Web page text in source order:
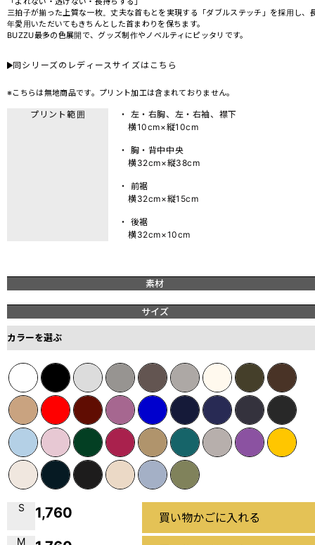
三拍子が揃った上質な一枚。丈夫な首もとを実現する「ダブルステッチ」を採用し、
年愛用いただいてもきちんとした首まわりを保ちます。
BUZZU最多の色展開で、グッズ制作やノベルティにピッタリです。
同シリーズのレディースサイズはこちら
※こちらは無地商品です。プリント加工は含まれておりません。
プリント範囲
・ 左・右胸、左・右袖、襟下
横10cm×縦10cm
・ 胸・背中中央
横32cm×縦38cm
・ 前裾
横32cm×縦15cm
・ 後裾
横32cm×10cm
素材
サイズ
カラーを選ぶ
S 1,760 買い物かごに入れる
M